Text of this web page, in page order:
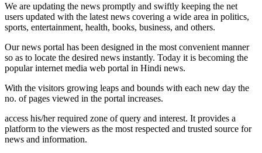
We are updating the news promptly and swiftly keeping the net
users updated with the latest news covering a wide area in politics,
sports, entertainment, health, books, business, and others.
Our news portal has been designed in the most convenient manner
so as to locate the desired news instantly. Today it is becoming the
popular internet media web portal in Hindi news.
With the visitors growing leaps and bounds with each new day the
no. of pages viewed in the portal increases.
access his/her required zone of query and interest. It provides a
platform to the viewers as the most respected and trusted source for
news and information.